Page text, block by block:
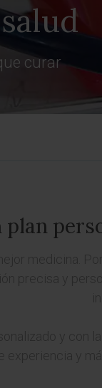
curar
plan